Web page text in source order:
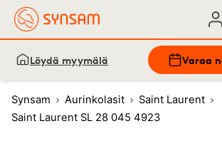
Löydä myymälä Varaa
Synsam Aurinkolasit
Saint Laurent
Saint Laurent SL 28 045 4923